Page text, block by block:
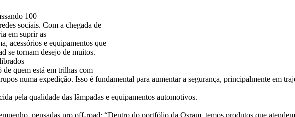
100
sociais. Com a chegada de
em suprir as
acessórios e equipamentos que
se tornam desejo de muitos.
de quem está em trilhas com
numa expedição. Isso é fundamental para aumentar a segurança, principalmente em
pela qualidade das lâmpadas e equipamentos automotivos.